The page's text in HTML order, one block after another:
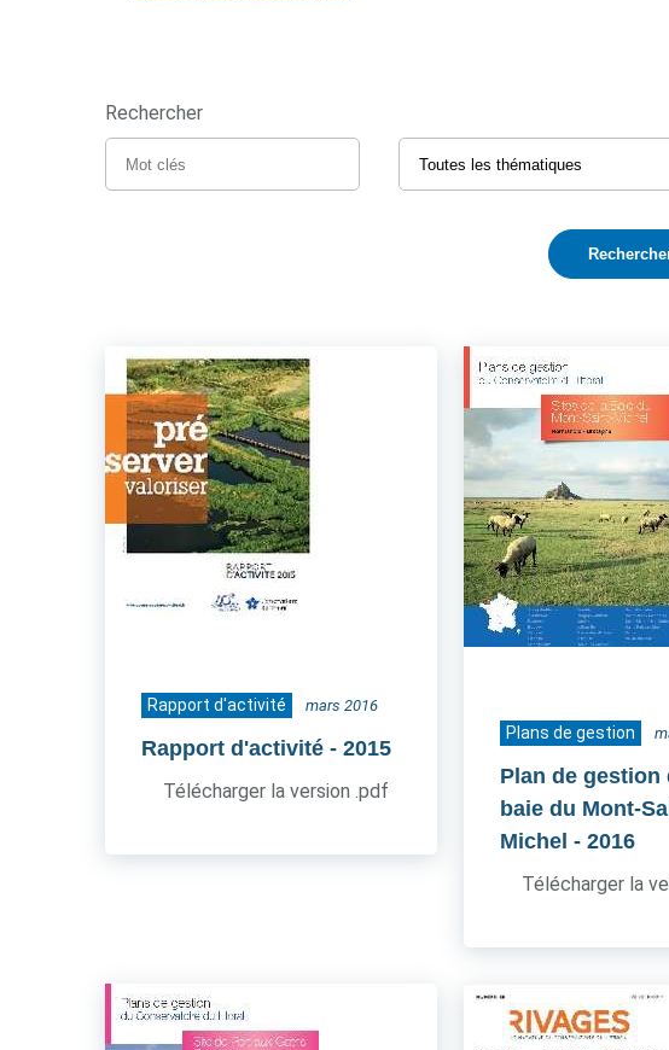
Rechercher
Rapport d'activité mars 2016
Rapport d'activité - 2015
Télécharger la version .pdf
Plans de gestion
Plan de gestion
baie du Mont-
Michel - 2016
Télécharger la